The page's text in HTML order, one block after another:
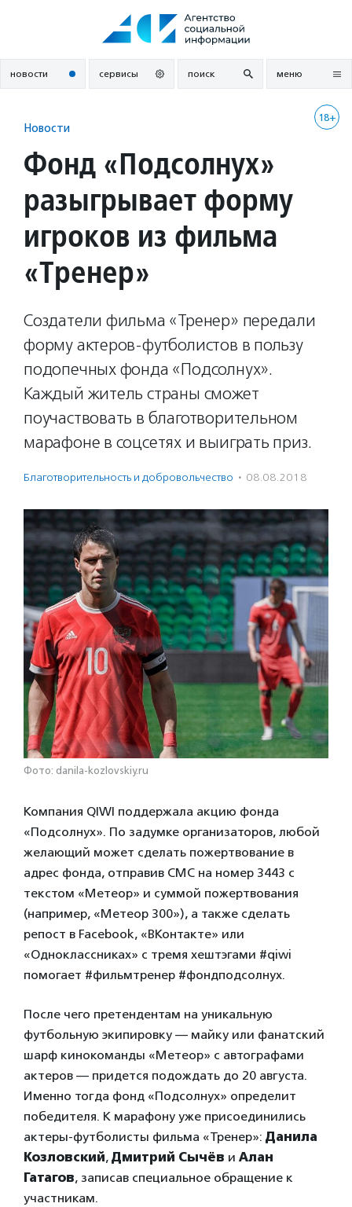
новости сервисы поиск меню
18+
Новости
Фонд «Подсолнух»
разыгрывает форму
игроков из фильма
«Тренер»
Создатели фильма «Тренер» передали
форму актеров-футболистов в пользу
подопечных фонда «Подсолнух».
Каждый житель страны сможет
поучаствовать в благотворительном
марафоне в соцсетях и выиграть приз.
Благотвори­тель­ность и доброволь­чест­во · 08.08.2018
Фото: danila-kozlovskiy.ru
Компания QIWI поддержала акцию фонда
«Подсолнух». По задумке организаторов, любой
желающий может сделать пожертвование в
адрес фонда, отправив СМС на номер 3443 с
текстом «Метеор» и суммой пожертвования
(например, «Метеор 300»), а также сделать
репост в Facebook, «ВКонтакте» или
«Одноклассниках» с тремя хештэгами #qiwi
помогает #фильмтренер #фондподсолнух.
После чего претендентам на уникальную
футбольную экипировку — майку или фанатский
шарф кинокоманды «Метеор» с автографами
актеров — придется подождать до 20 августа.
Именно тогда фонд «Подсолнух» определит
победителя. К марафону уже присоединились
актеры-футболисты фильма «Тренер»: Данила
Козловский, Дмитрий Сычёв и Алан
Гатагов, записав специальное обращение к
участникам.